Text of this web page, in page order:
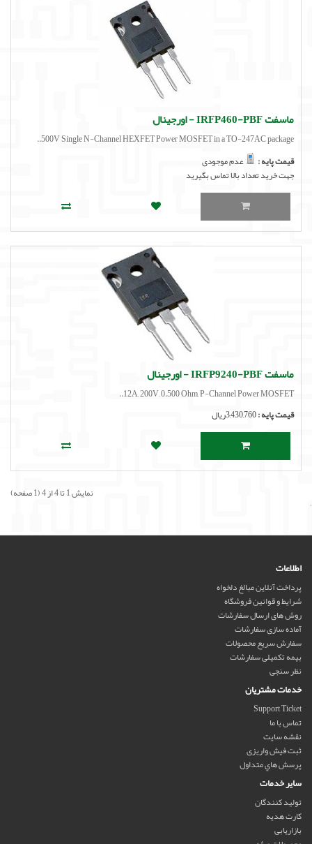
ماسفت IRFP460-PBF - اورجینال
500V Single N-Channel HEXFET Power MOSFET in a TO-247AC package..
قیمت پایه :
عدم موجودی
جهت خرید تعداد بالا تماس بگیرید
ماسفت IRFP9240-PBF - اورجینال
12A, 200V, 0.500 Ohm, P-Channel Power MOSFET..
قیمت پایه :3,430,760ریال
نمایش 1 تا 4 از 4 (1 صفحه)
'
اطلاعات
پرداخت آنلاین مبالغ دلخواه
شرایط و قوانین فروشگاه
روش های ارسال سفارشات
آماده سازی سفارشات
سفارش سریع محصولات
بیمه تکمیلی سفارشات
نظر سنجی
خدمات مشتریان
Support Ticket
تماس با ما
نقشه سایت
ثبت فیش واریزی
پرسش هاي متداول
سایر خدمات
تولید کنندگان
کارت هدیه
بازاریابی